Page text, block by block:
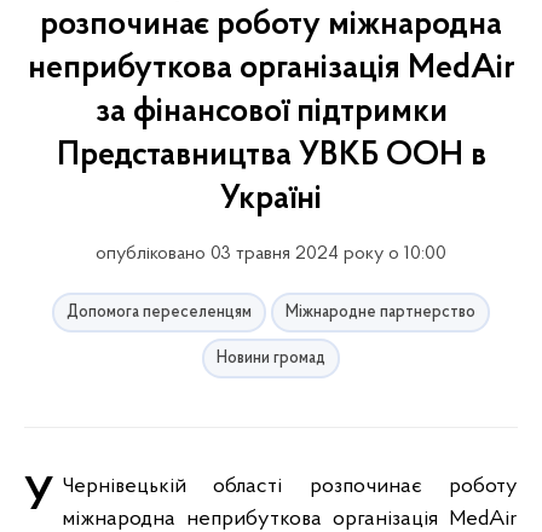
розпочинає роботу міжнародна
неприбуткова організація MedAir
за фінансової підтримки
Представництва УВКБ ООН в
Україні
опубліковано 03 травня 2024 року о 10:00
Допомога переселенцям Міжнародне партнерство
Новини громад
У Чернівецькій області розпочинає роботу міжнародна неприбуткова організація MedAir